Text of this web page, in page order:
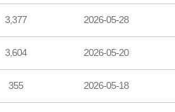
3,377 2026-05-28
3,604 2026-05-20
355 2026-05-18